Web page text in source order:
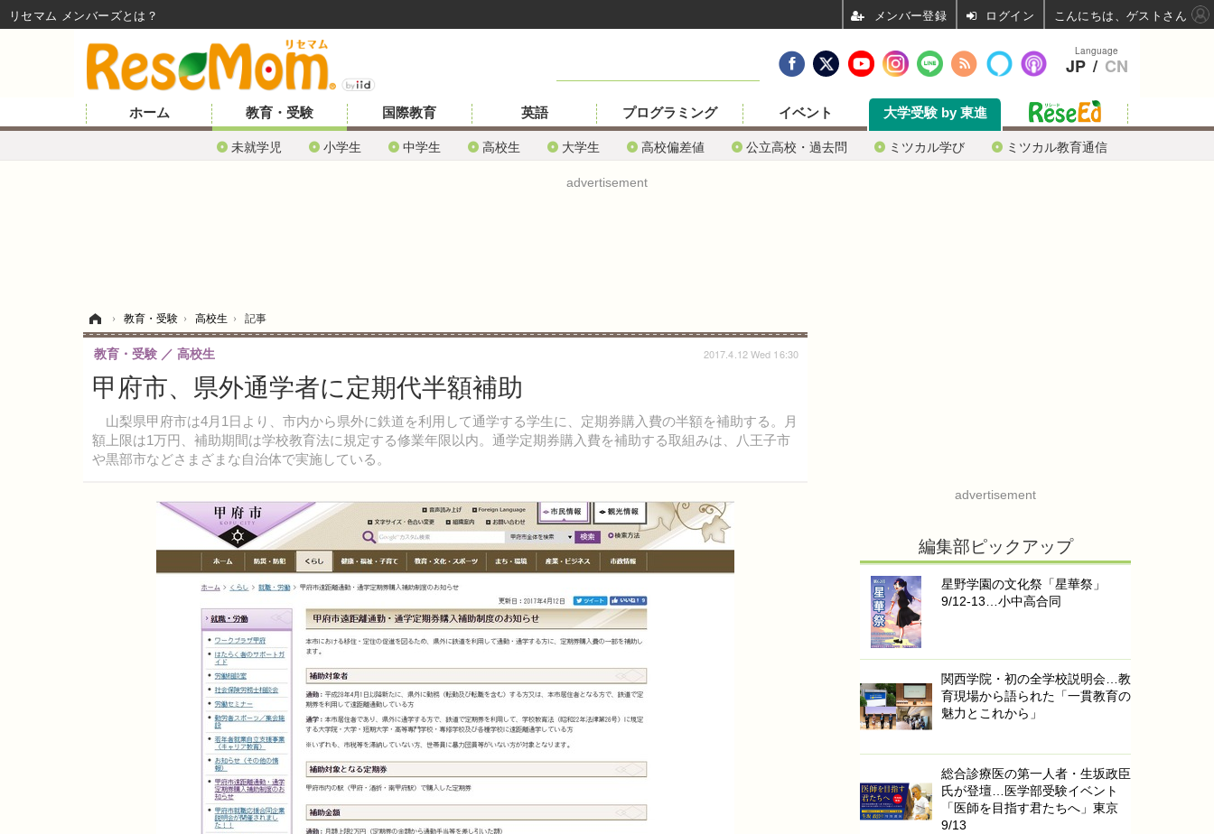
ホーム 教育・受験
未就学児 小学生 中学生 高校生 大学生 高校偏差値 公立高校・過去問 ミツカル学び ミツカル教育通信
国際教育 英語 プログラミング イベント 大学受験 by 東進
advertisement
› 教育・受験 › 高校生 › 記事
甲府市、県外通学者に定期代半額補助
山梨県甲府市は4月1日より、市内から県外に鉄道を利用して通学する学生に、定期券購入費の半額を補助する。月
額上限は1万円、補助期間は学校教育法に規定する修業年限以内。通学定期券購入費を補助する取組みは、八王子市
や黒部市などさまざまな自治体で実施している。
教育・受験 高校生 2017.4.12 Wed 16:30
advertisement
編集部ピックアップ
星野学園の文化祭「星華祭」
9/12-13…小中高合同
関西学院・初の全学校説明会…教
育現場から語られた「一貫教育の
魅力とこれから」
総合診療医の第一人者・生坂政臣
氏が登壇…医学部受験イベント
「医師を目指す君たちへ」東京
9/13
Language
JP / CN
リセマム メンバーズ ログイン こんにちは、ゲストさん